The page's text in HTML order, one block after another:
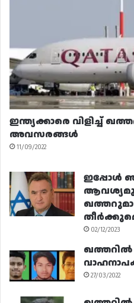
ഇന്ത്യക്കാരെ വിളിച്ച്
അവസരങ്ങൾ
11/09/2022
ഇപ്പോൾ
02/12/2023
27/03/2022